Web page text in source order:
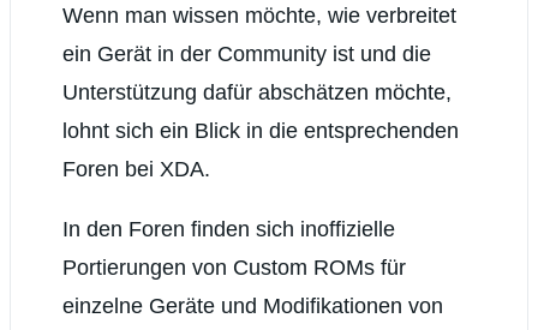
Wenn man wissen möchte, wie verbreitet
ein Gerät in der Community ist und die
Unterstützung dafür abschätzen möchte,
lohnt sich ein Blick in die entsprechenden
Foren bei XDA.
In den Foren finden sich inoffizielle
Portierungen von Custom ROMs für
einzelne Geräte und Modifikationen von